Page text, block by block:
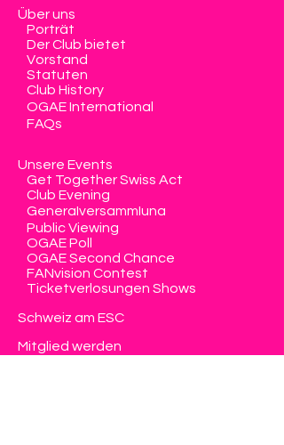
Über uns
Porträt
Der Club bietet
Vorstand
Statuten
Club History
OGAE International
FAQs
Unsere Events
Get Together Swiss Act
Club Evening
Generalversammlung
Public Viewing
OGAE Poll
OGAE Second Chance
FANvision Contest
Ticketverlosungen Shows
Schweiz am ESC
Mitglied werden